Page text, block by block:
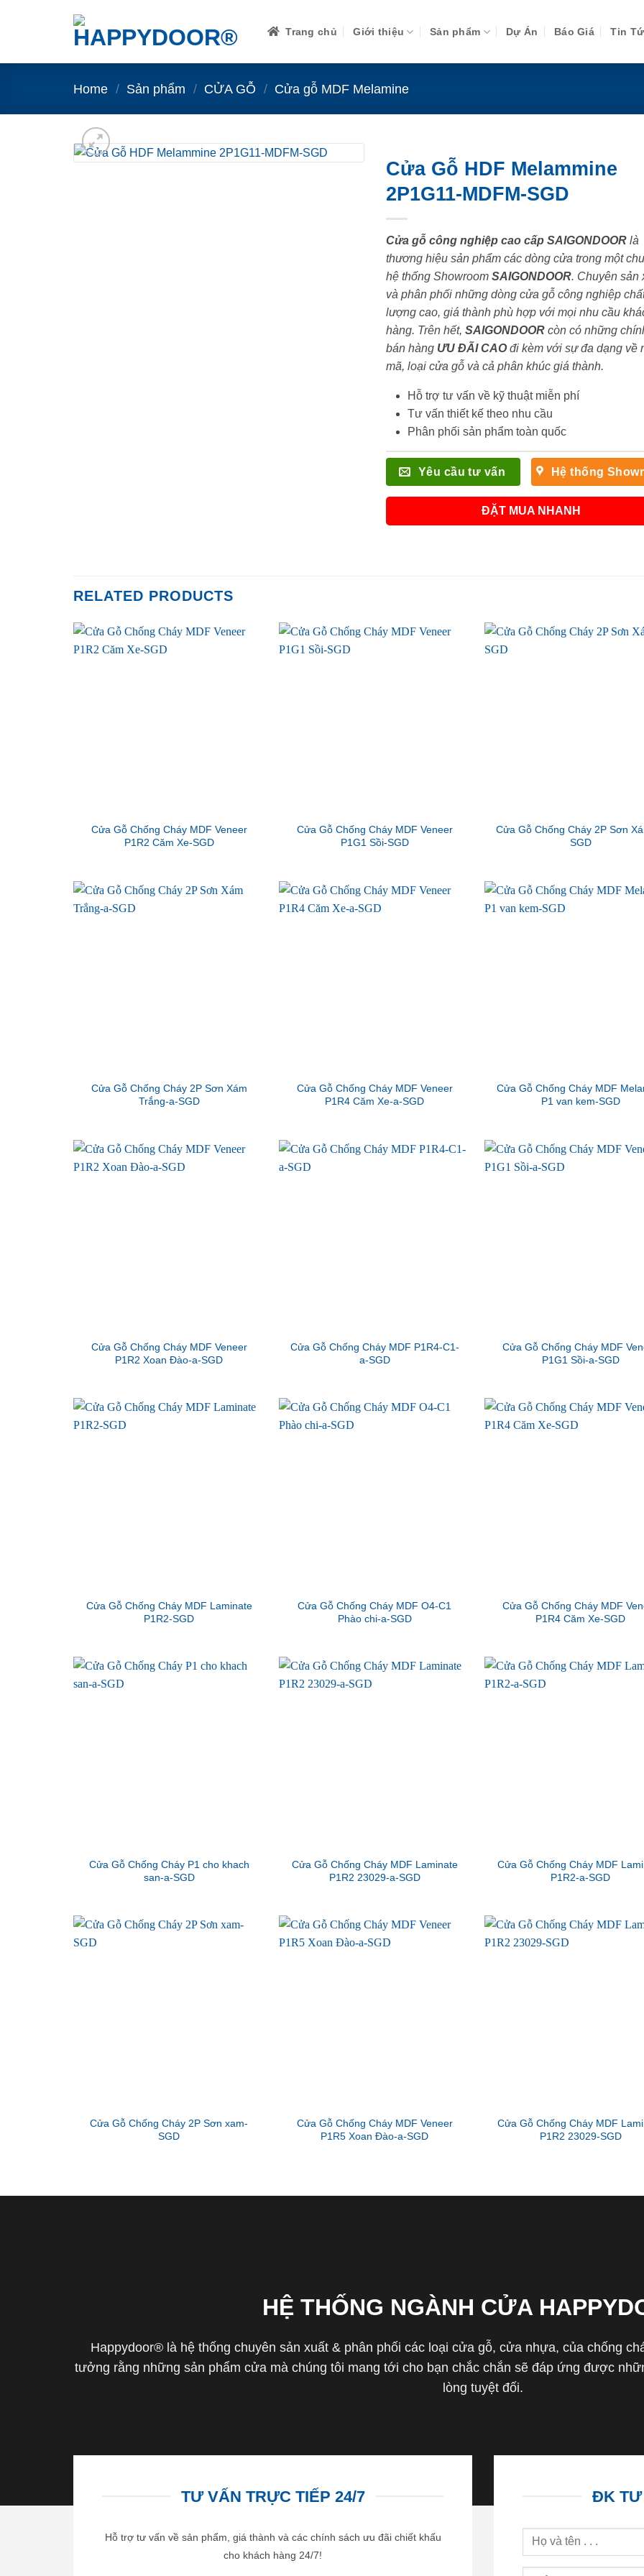
Trang chủ Giới thiệu Sản phẩm Dự Án Báo Giá Tin
Home / Sản phẩm / CỬA GỖ / Cửa gỗ MDF Melamine
Cửa Gỗ HDF Melammine
2P1G11-MDFM-SGD
Cửa gỗ công nghiệp cao cấp SAIGONDOORlà
thương hiệu sản phẩm các dòng cửa trong một
hệ thống Showroom SAIGONDOOR. Chuyên sản
và phân phối những dòng cửa gỗ công nghiệp
lượng cao, giá thành phù hợp với mọi nhu cầu
hàng. Trên hết, SAIGONDOORcòn có những
bán hàng ƯU ĐÃI CAOđi kèm với sự đa dạng về
mã, loại cửa gỗ và cả phân khúc giá thành.
Hỗ trợ tư vấn về kỹ thuật miễn phí
Tư vấn thiết kế theo nhu cầu
Phân phối sản phẩm toàn quốc
Yêu cầu tư vấn Hệ thống
ĐẶT MUA NHANH
RELATED PRODUCTS
Cửa Gỗ Chống Cháy MDF Veneer
P1R2 Căm Xe-SGD
Cửa Gỗ Chống Cháy MDF Veneer
P1G1 Sồi-SGD
Cửa Gỗ Chống Cháy 2P Sơn
SGD
Cửa Gỗ Chống Cháy 2P Sơn Xám
Trắng-a-SGD
Cửa Gỗ Chống Cháy MDF Veneer
P1R4 Căm Xe-a-SGD
Cửa Gỗ Chống Cháy MDF
P1 van kem-SGD
Cửa Gỗ Chống Cháy MDF Veneer
P1R2 Xoan Đào-a-SGD
Cửa Gỗ Chống Cháy MDF P1R4-C1-
a-SGD
Cửa Gỗ Chống Cháy MDF
P1G1 Sồi-a-SGD
Cửa Gỗ Chống Cháy MDF Laminate
P1R2-SGD
Cửa Gỗ Chống Cháy MDF O4-C1
Phào chi-a-SGD
Cửa Gỗ Chống Cháy MDF
P1R4 Căm Xe-SGD
Cửa Gỗ Chống Cháy P1 cho khach
san-a-SGD
Cửa Gỗ Chống Cháy MDF Laminate
P1R2 23029-a-SGD
Cửa Gỗ Chống Cháy MDF
P1R2-a-SGD
Cửa Gỗ Chống Cháy 2P Sơn xam-
SGD
Cửa Gỗ Chống Cháy MDF Veneer
P1R5 Xoan Đào-a-SGD
Cửa Gỗ Chống Cháy MDF
P1R2 23029-SGD
HỆ THỐNG NGÀNH CỬA
Happydoor® là hệ thống chuyên sản xuất & phân phối các loại cửa gỗ, cửa nhựa, của chống
tưởng rằng những sản phẩm cửa mà chúng tôi mang tới cho bạn chắc chắn sẽ đáp ứng được
lòng tuyệt đối.
TƯ VẤN TRỰC TIẾP 24/7
Hỗ trợ tư vấn về sản phẩm, giá thành và các chính sách ưu đãi chiết khấu
cho khách hàng 24/7!
ĐK TƯ